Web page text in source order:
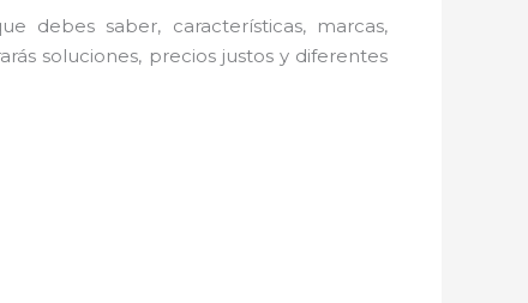
debes saber, características, marcas,
soluciones, precios justos y diferentes